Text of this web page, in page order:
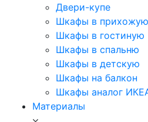
Двери-купе
Шкафы в прихожую
Шкафы в гостиную
Шкафы в спальню
Шкафы в детскую
Шкафы на балкон
Шкафы аналог
Материалы